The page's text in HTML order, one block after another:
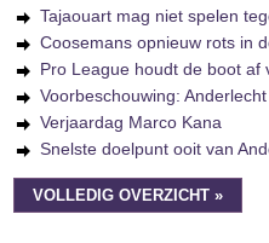
Tajaouart mag niet spelen
Coosemans opnieuw rots in
Pro League houdt de boot
Voorbeschouwing:
Verjaardag Marco Kana
Snelste doelpunt ooit van
VOLLEDIG OVERZICHT »